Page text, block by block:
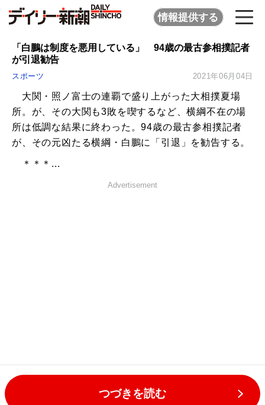
情報提供する
「白鵬は制度を悪用している」 94歳の最古参相撲記者
が引退勧告
スポーツ 2021年06月04日
大関・照ノ富士の連覇で盛り上がった大相撲夏場
所。が、その大関も3敗を喫するなど、横綱不在の場
所は低調な結果に終わった。94歳の最古参相撲記者
が、その元凶たる横綱・白鵬に「引退」を勧告する。
＊＊＊...
Advertisement
つづきを読む